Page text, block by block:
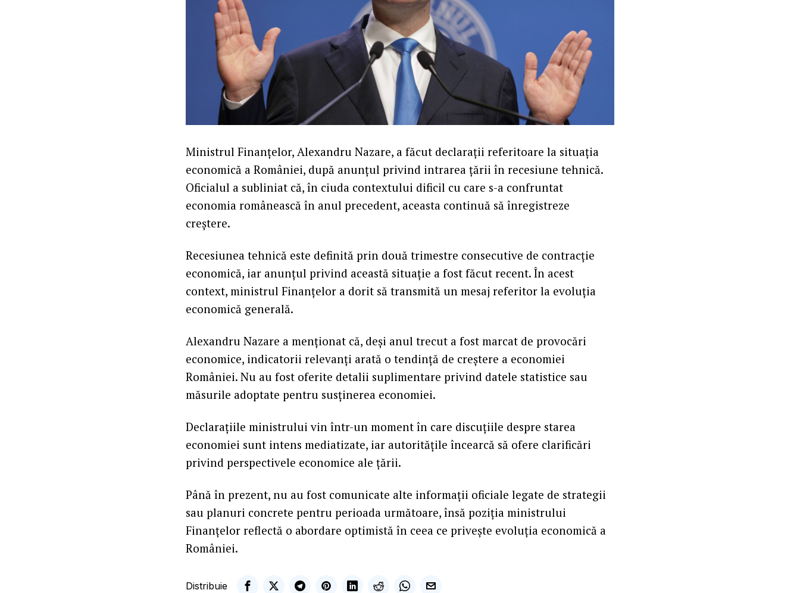
Ministrul Finanțelor, Alexandru Nazare, a făcut declarații referitoare la situația
economică a României, după anunțul privind intrarea țării în recesiune tehnică.
Oficialul a subliniat că, în ciuda contextului dificil cu care s-a confruntat
economia românească în anul precedent, aceasta continuă să înregistreze
creștere.
Recesiunea tehnică este definită prin două trimestre consecutive de contracție
economică, iar anunțul privind această situație a fost făcut recent. În acest
context, ministrul Finanțelor a dorit să transmită un mesaj referitor la evoluția
economică generală.
Alexandru Nazare a menționat că, deși anul trecut a fost marcat de provocări
economice, indicatorii relevanți arată o tendință de creștere a economiei
României. Nu au fost oferite detalii suplimentare privind datele statistice sau
măsurile adoptate pentru susținerea economiei.
Declarațiile ministrului vin într-un moment în care discuțiile despre starea
economiei sunt intens mediatizate, iar autoritățile încearcă să ofere clarificări
privind perspectivele economice ale țării.
Până în prezent, nu au fost comunicate alte informații oficiale legate de strategii
sau planuri concrete pentru perioada următoare, însă poziția ministrului
Finanțelor reflectă o abordare optimistă în ceea ce privește evoluția economică a
României.
Distribuie